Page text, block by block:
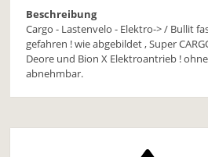
Beschreibung
Cargo - Lastenvelo - Elektro-> / Bullit
gefahren ! wie abgebildet , Super
Deore und Bion X Elektroantrieb !
abnehmbar.